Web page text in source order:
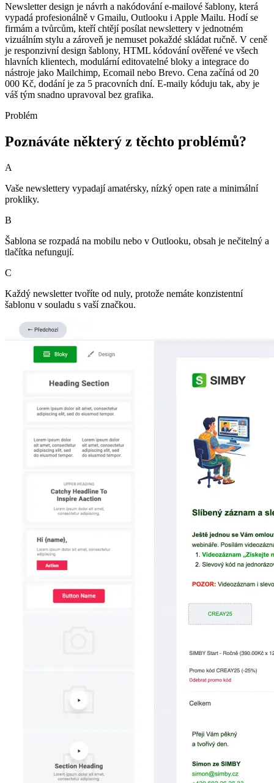
Newsletter design je návrh a nakódování e-mailové šablony, která
vypadá profesionálně v Gmailu, Outlooku i Apple Mailu. Hodí se
firmám a tvůrcům, kteří chtějí posílat newslettery v jednotném
vizuálním stylu a zároveň je nemuset pokaždé skládat ručně. V ceně
je responzivní design šablony, HTML kódování ověřené ve všech
hlavních klientech, modulární editovatelné bloky a integrace do
nástroje jako Mailchimp, Ecomail nebo Brevo. Cena začíná od 20
000 Kč, dodání je za 5 pracovních dní. E-maily kóduju tak, aby je
váš tým snadno upravoval bez grafika.
Problém
Poznáváte některý z těchto problémů?
A
Vaše newslettery vypadají amatérsky, nízký open rate a minimální
prokliky.
B
Šablona se rozpadá na mobilu nebo v Outlooku, obsah je nečitelný a
tlačítka nefungují.
C
Každý newsletter tvoříte od nuly, protože nemáte konzistentní
šablonu v souladu s vaší značkou.